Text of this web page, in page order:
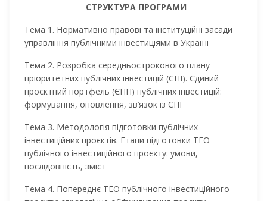
СТРУКТУРА ПРОГРАМИ
Тема 1. Нормативно правові та інституційні засади
управління публічними інвестиціями в Україні
Тема 2. Розробка середньострокового плану
пріоритетних публічних інвестицій (СПІ). Єдиний
проєктний портфель (ЄПП) публічних інвестицій:
формування, оновлення, зв’язок із СПІ
Тема 3. Методологія підготовки публічних
інвестиційних проєктів. Етапи підготовки ТЕО
публічного інвестиційного проєĸту: умови,
послідовність, зміст
Тема 4. Попереднє ТЕО публічного інвестиційного